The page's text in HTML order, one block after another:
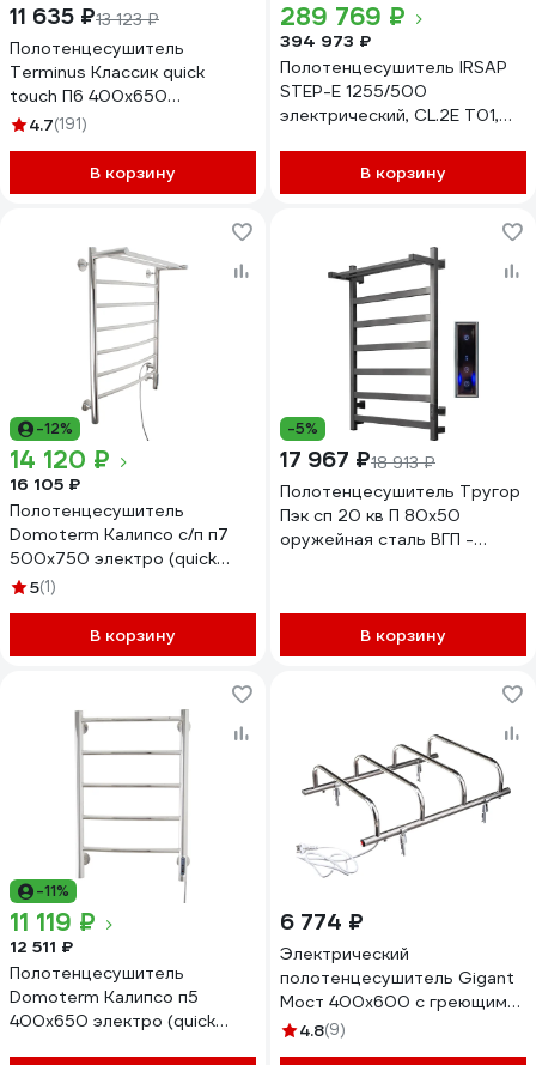
11 635 ₽13 123 ₽
Полотенцесушитель
Terminus Классик quick
touch П6 400x650
4670078531308
4.7(191)
В корзину
289 769 ₽
394 973 ₽
Полотенцесушитель IRSAP
STEP-E 1255/500
электрический, CL.2E T01,
В корзину
-12%
14 120 ₽
16 105 ₽
Полотенцесушитель
Domoterm Калипсо с/п п7
500x750 электро (quick
touch) 4680746599288
5(1)
В корзину
-5%
17 967 ₽18 913 ₽
Полотенцесушитель Тругор
Пэк сп 20 кв П 80х50
оружейная сталь ВГП -
В корзину
-11%
11 119 ₽
12 511 ₽
Полотенцесушитель
Domoterm Калипсо п5
400x650 электро (quick
6 774 ₽
Электрический
полотенцесушитель Gigant
Мост 400x600 с греющим
кабелем /4 п/ PEG-06-00
4.8(9)